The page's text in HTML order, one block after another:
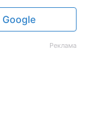
Google
Реклама